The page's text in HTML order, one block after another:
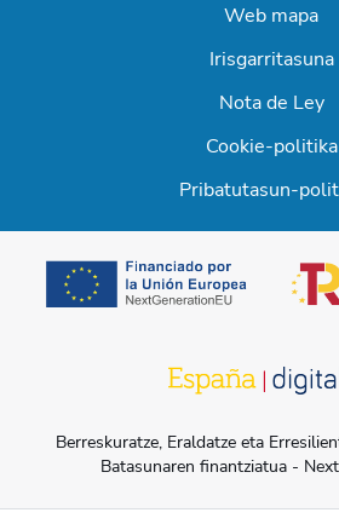
Web mapa
Irisgarritasuna
Nota de Ley
Cookie-politika
Pribatutasun-
opens
Berreskuratze, Eraldatze eta
Batasunaren finantziatua -